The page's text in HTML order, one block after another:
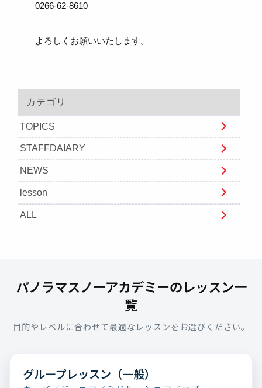
0266-62-8610
よろしくお願いいたします。
カテゴリ
TOPICS
STAFFDAIARY
NEWS
lesson
ALL
パノラマスノーアカデミーのレッスン一
覧
目的やレベルに合わせて最適なレッスンをお選びください。
グループレッスン（一般）